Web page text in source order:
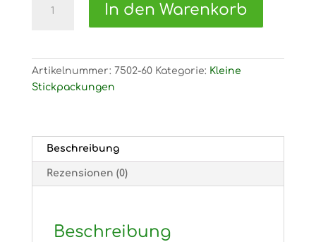
Stickpackung
Menge
In den Warenkorb
Artikelnummer: 7502-60 Kategorie: Kleine
Stickpackungen
Beschreibung
Rezensionen (0)
Beschreibung